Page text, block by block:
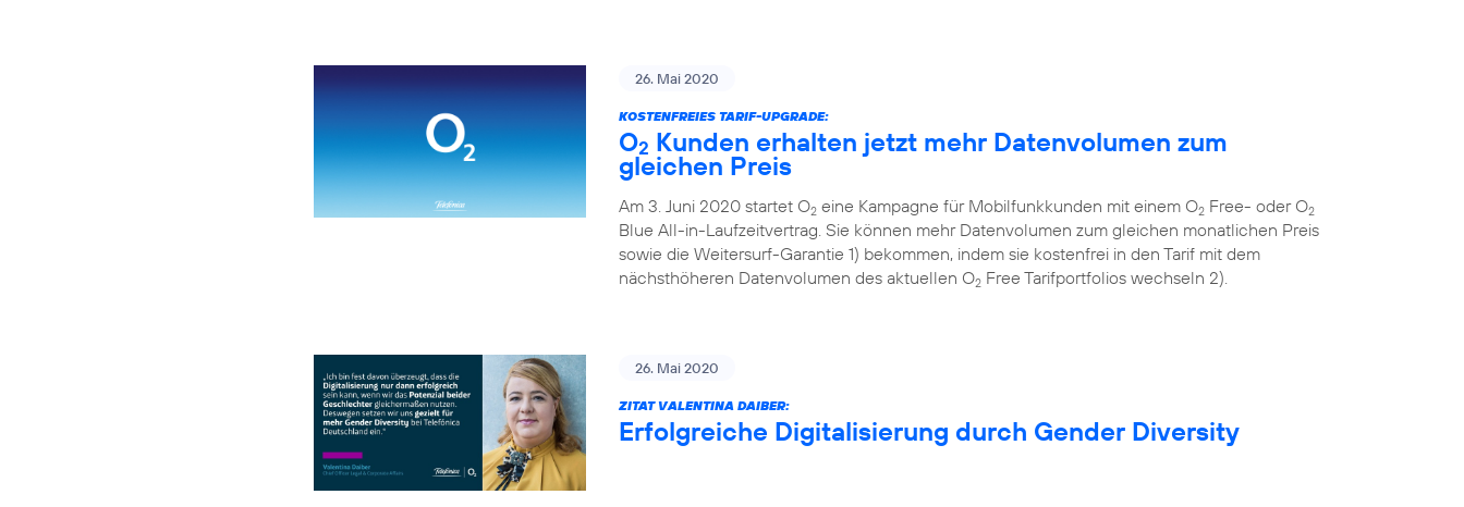
26. Mai 2020
KOSTENFREIES TARIF-UPGRADE:
O2 Kunden erhalten jetzt mehr Datenvolumen zum
gleichen Preis
Am 3. Juni 2020 startet O2 eine Kampagne für Mobilfunkkunden mit einem O2 Free- oder O2
Blue All-in-Laufzeitvertrag. Sie können mehr Datenvolumen zum gleichen monatlichen Preis
sowie die Weitersurf-Garantie 1) bekommen, indem sie kostenfrei in den Tarif mit dem
nächsthöheren Datenvolumen des aktuellen O2 Free Tarifportfolios wechseln 2).
26. Mai 2020
ZITAT VALENTINA DAIBER:
Erfolgreiche Digitalisierung durch Gender Diversity